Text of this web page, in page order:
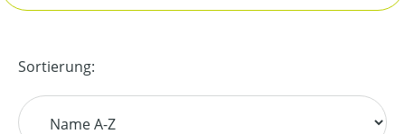
Sortierung: